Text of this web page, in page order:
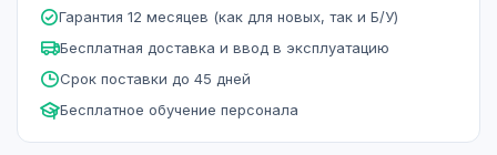
Гарантия 12 месяцев (как для новых, так и Б/У)
Бесплатная доставка и ввод в эксплуатацию
Срок поставки до 45 дней
Бесплатное обучение персонала